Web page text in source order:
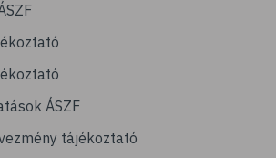
ÁSZF
tájékoztató